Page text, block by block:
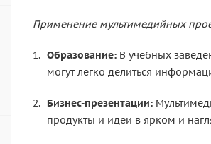
Применение мультимедийных
Образование: В учебных
могут легко делиться
Бизнес-презентации:
продукты и идеи в ярком и